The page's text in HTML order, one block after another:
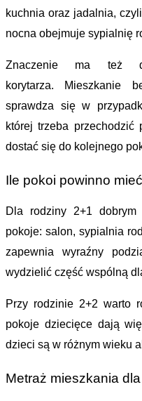
kuchnia oraz jadalnia,
nocna obejmuje sypialnię
Znaczenie ma też
korytarza. Mieszkanie
sprawdza się w
której trzeba
dostać się do kolejnego
Ile pokoi powinno
Dla rodziny 2+1
pokoje: salon, sypialnia
zapewnia wyraźny
wydzielić część wspólną
Przy rodzinie 2+2 warto
pokoje dziecięce dają
dzieci są w różnym wieku
Metraż mieszkania